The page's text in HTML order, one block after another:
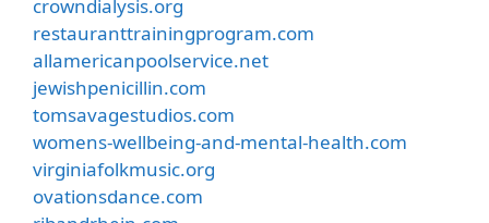
crowndialysis.org
restauranttrainingprogram.com
allamericanpoolservice.net
jewishpenicillin.com
tomsavagestudios.com
womens-wellbeing-and-mental-health.com
virginiafolkmusic.org
ovationsdance.com